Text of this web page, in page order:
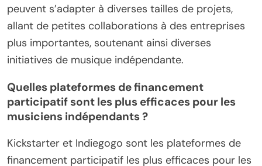
peuvent s’adapter à diverses tailles de projets,
allant de petites collaborations à des entreprises
plus importantes, soutenant ainsi diverses
initiatives de musique indépendante.
Quelles plateformes de financement
participatif sont les plus efficaces pour les
musiciens indépendants ?
Kickstarter et Indiegogo sont les plateformes de
financement participatif les plus efficaces pour les